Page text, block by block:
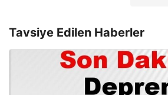
Tavsiye Edilen Haberler